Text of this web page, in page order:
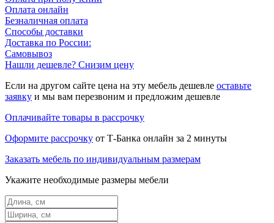
Оплата онлайн
Безналичная оплата
Способы доставки
Доставка по России:
Самовывоз
Нашли дешевле? Снизим цену
Если на другом сайте цена на эту мебель дешевле оставьте
заявку и мы вам перезвоним и предложим дешевле
Оплачивайте товары в рассрочку
Оформите рассрочку от Т-Банка онлайн за 2 минуты
Заказать мебель по индивидуальным размерам
Укажите необходимые размеры мебели